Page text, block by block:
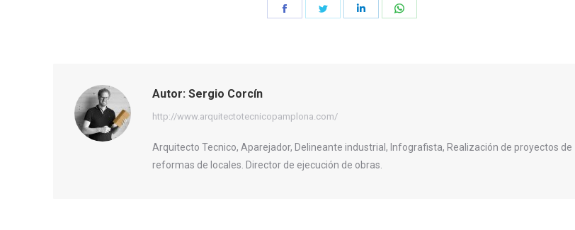
Share
Share
Autor: Sergio Corcín
http://www.arquitectotecnicopamplona.com/
Arquitecto Tecnico, Aparejador, Delineante industrial, Infografista, Realización de proyectos de
reformas de locales. Director de ejecución de obras.